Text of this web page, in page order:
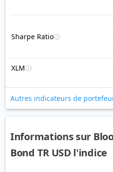
Sharpe Ratio
XLM
Autres indicateurs de
Informations sur
Bond TR USD l'indice